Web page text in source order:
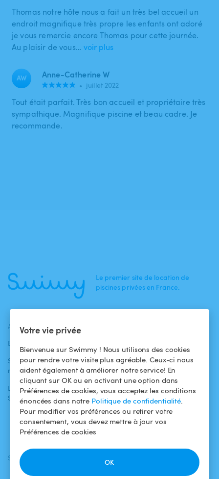
Votre vie privée
Bienvenue sur Swimmy ! Nous utilisons des cookies
pour rendre votre visite plus agréable. Ceux-ci nous
aident également à améliorer notre service! En
cliquant sur OK ou en activant une option dans
Préférences de cookies, vous acceptez les conditions
énoncées dans notre Politique de confidentialité.
Pour modifier vos préférences ou retirer votre
consentement, vous devez mettre à jour vos
Préférences de cookies
OK
Thomas notre hôte nous a fait un très bel accueil un
endroit magnifique très propre les enfants ont adoré
je vous remercie encore Thomas pour cette journée.
Au plaisir de vous… voir plus
AW Anne-Catherine W
• juillet 2022
Tout était parfait. Très bon accueil et propriétaire très
sympathique. Magnifique piscine et beau cadre. Je
recommande.
Le premier site de location de
piscines privées en France.
ACTUALITÉS
Blog
Swimmy dans les
médias
L'aventure
Swimmy
baigneurs
Pour les
propriétaires
Louer ma piscine
Comment ça
marche ?
Conditions
d'utilisation
Politique de
confidentialité
Mentions légales
SUIVEZ-NOUS
Facebook